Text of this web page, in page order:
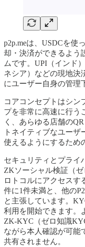
p2p.meは、USDCを使
却・決済ができるよう
ムです。UPI（インド
ネシア）などの現地決
にユーザー自身の管理
コアコンセプトはシン
プを非常に高速に行う
く、あらゆる店舗の
トネイティブなユーザ
使えるようにするため
セキュリティとプライ
ZKソーシャル検証（
ロトコルにアクセスす
件に1件未満と、他の
と主張しています。
利用を開始できます。
ZK-KYC（ゼロ知識
ながら本人確認が可能
共有されません。